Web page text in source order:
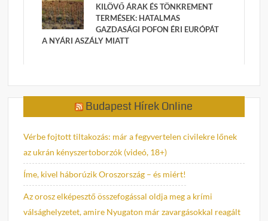
KILÖVŐ ÁRAK ÉS TÖNKREMENT
TERMÉSEK: HATALMAS
GAZDASÁGI POFON ÉRI EURÓPÁT
A NYÁRI ASZÁLY MIATT
Budapest Hírek Online
Vérbe fojtott tiltakozás: már a fegyvertelen civilekre lőnek
az ukrán kényszertoborzók (videó, 18+)
Íme, kivel háborúzik Oroszország – és miért!
Az orosz elképesztő összefogással oldja meg a krími
válsághelyzetet, amire Nyugaton már zavargásokkal reagált